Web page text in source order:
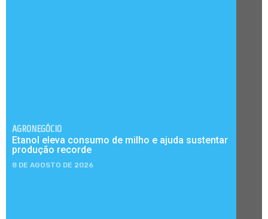
AGRONEGÓCIO
Etanol eleva consumo de milho e ajuda sustentar
produção recorde
8 DE AGOSTO DE 2026